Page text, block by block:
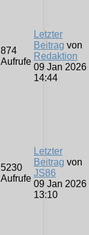
874
Aufrufe
Letzter
Beitrag von
Redaktion
09 Jan 2026
14:44
5230
Aufrufe
Letzter
Beitrag von
JS86
09 Jan 2026
13:10